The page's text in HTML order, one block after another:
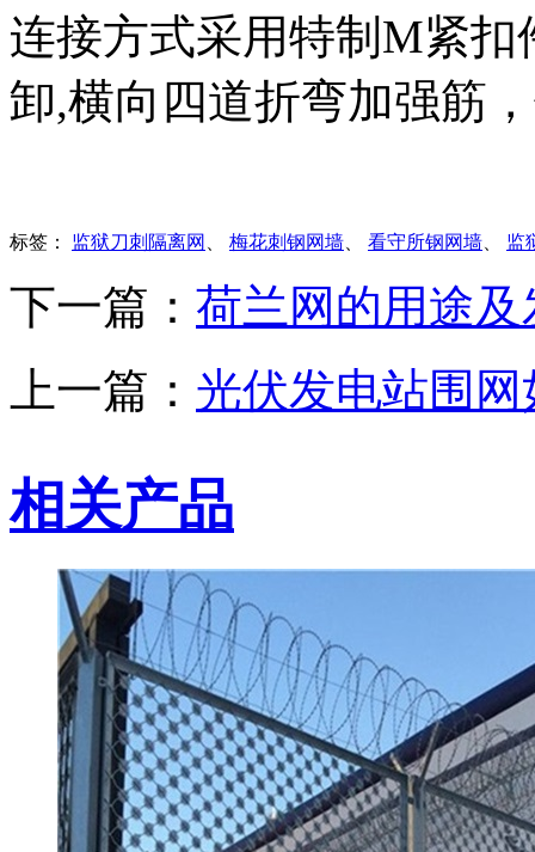
连接方式采用特制 M紧扣
卸,横向四道折弯加强筋
标签： 监狱刀刺隔离网 、 梅花刺钢网墙、 看守所钢网墙、 监
下一篇： 荷兰网的用途及
上一篇： 光伏发电站围
相关产品